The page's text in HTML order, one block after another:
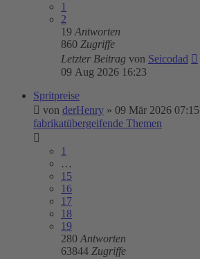
1
2
19 Antworten
860 Zugriffe
Letzter Beitrag von Seicodad
09 Aug 2026 16:23
Spritpreise
von derHenry » 09 Mär 2026 07:15
fabrikatübergeifende Themen
1
…
15
16
17
18
19
280 Antworten
63844 Zugriffe